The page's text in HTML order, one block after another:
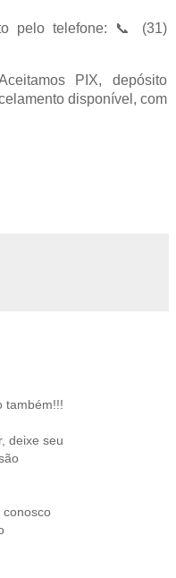
pelo telefone: 📞 (31)
PIX, depósito
disponível, com
também!!!
deixe seu